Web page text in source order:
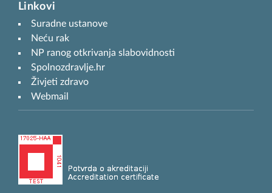
Linkovi
Suradne ustanove
Neću rak
NP ranog otkrivanja slabovidnosti
Spolnozdravlje.hr
Živjeti zdravo
Webmail